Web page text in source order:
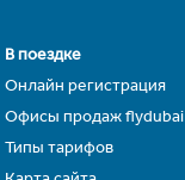
В поездке
Онлайн регистрация
Офисы продаж flydubai
Типы тарифов